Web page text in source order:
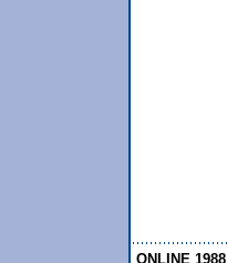
ONLINE 1988